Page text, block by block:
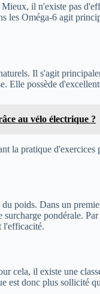
il n'existe pas
Oméga-6 agit
Il s'agit
Elle possède
au vélo électrique ?
la pratique
poids. Dans un
pondérale.
l'efficacité.
cela, il existe une
est donc plus sollicité